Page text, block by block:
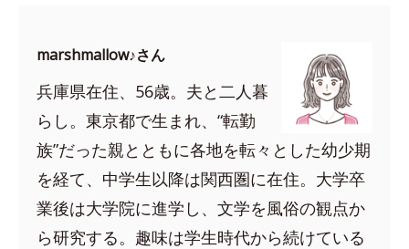
marshmallow♪さん
兵庫県在住、56歳。夫と二人暮
らし。 東京都で生まれ、 “転勤
族”だった親とともに各地を転々とした幼少期
を経て、中学生以降は関西圏に在住。大学卒
業後は大学院に進学し、文学を風俗の観点か
ら研究する。趣味は学生時代から続けている